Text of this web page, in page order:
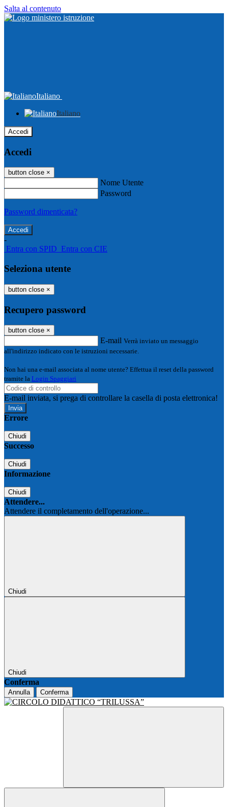
Salta al contenuto
Italiano
Italiano
Accedi
Accedi
button close ×
Nome Utente
Password
Password dimenticata?
-
Entra con SPID Entra con CIE
Seleziona utente
button close ×
Recupero password
button close ×
E-mail Verrà inviato un messaggio
all'indirizzo indicato con le istruzioni necessarie.
Non hai una e-mail associata al nome utente? Effettua il reset della password
tramite la Login Spaggiari
E-mail inviata, si prega di controllare la casella di posta elettronica!
Errore
Chiudi
Successo
Chiudi
Informazione
Chiudi
Attendere...
Attendere il completamento dell'operazione...
Chiudi
Chiudi
Conferma
Annulla Conferma